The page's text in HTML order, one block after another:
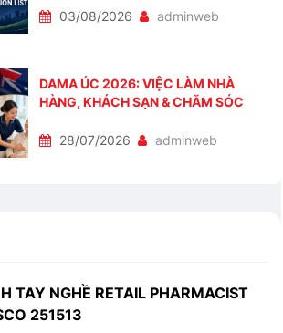
03/08/2026 adminweb
DAMA ÚC 2026: VIỆC LÀM NHÀ
HÀNG, KHÁCH SẠN & CHĂM SÓC
28/07/2026 adminweb
TAY NGHỀ RETAIL PHARMACIST
251513